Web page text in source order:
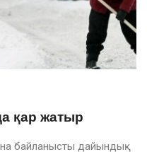
қар жатыр
байланысты дайындық